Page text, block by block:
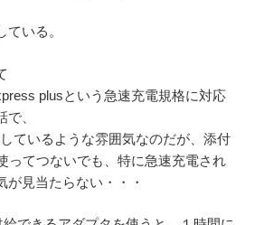
いる。
plusという急速充電規格に対応
、
ているような雰囲気なのだが、添付
ってつないでも、特に急速充電され
が見当たらない・・・